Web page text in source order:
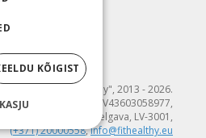
© SIA "Fit & Healthy", 2013 - 2026.
SIA, Reģ. nr. LV43603058977,
Dambja 4-20, Jelgava, LV-3001,
(+371) 20000558,info@fithealthy.eu
KÕIGIST